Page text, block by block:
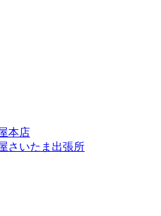
本店
さいたま出張所